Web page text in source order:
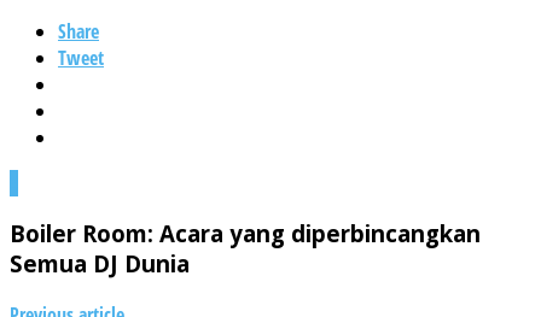
Share
Tweet
Boiler Room: Acara yang diperbincangkan
Semua DJ Dunia